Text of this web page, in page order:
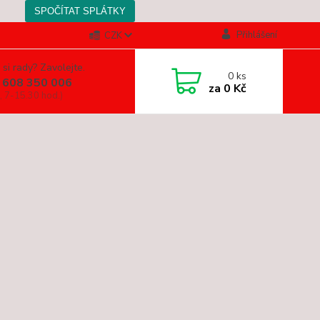
CZK Přihlášení
rady? Zavolejte.
350 006
7-15.30 hod.)
0ks
za 0 Kč